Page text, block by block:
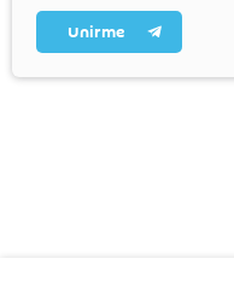
Unirme